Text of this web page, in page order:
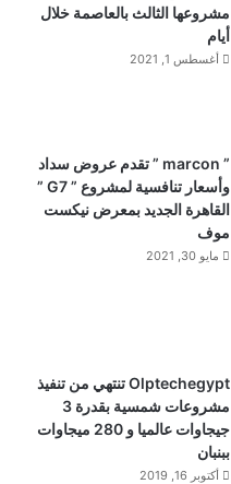
مشروعها الثالث بالعاصمة خلال
أيام
أغسطس 1, 2021
” marcon ” تقدم عروض سداد
وأسعار تنافسية لمشروع ” G7 ”
القاهرة الجديد بمعرض نيكست
موف
مايو 30, 2021
Olptechegypt تنتهي من تنفيذ
مشروعات شمسية بقدرة 3
جيجاوات عالميا و 280 ميجاوات
ببنبان
أكتوبر 16, 2019